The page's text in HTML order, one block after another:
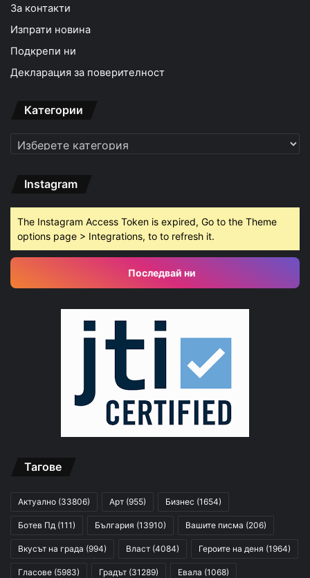
За контакти
Изпрати новина
Подкрепи ни
Декларация за поверителност
Категории
Категории
Instagram
The Instagram Access Token is expired, Go to the Theme
options page > Integrations, to to refresh it.
Последвай ни
Тагове
Актуално (33806) Арт (955) Бизнес (1654)
Ботев Пд (111) България (13910) Вашите писма (206)
Вкусът на града (994) Власт (4084) Героите на деня (1964)
Гласове (5983) Градът (31289) Евала (1068)